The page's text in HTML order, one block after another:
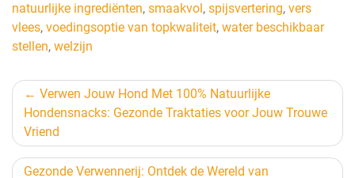
natuurlijke ingrediënten, smaakvol, spijsvertering, vers
vlees, voedingsoptie van topkwaliteit, water beschikbaar
stellen, welzijn
Berichtnavigatie
Verwen Jouw Hond Met 100% Natuurlijke
Hondensnacks: Gezonde Traktaties voor Jouw Trouwe
Vriend
Gezonde Verwennerij: Ontdek de Wereld van